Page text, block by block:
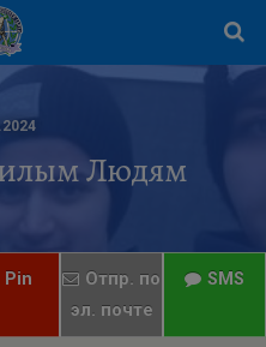
Людям
Pin
Отпр. по
эл. почте
SMS